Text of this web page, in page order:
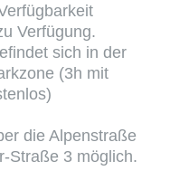
Verfügung.
sich in der
(3h mit
die Alpenstraße
Straße 3 möglich.